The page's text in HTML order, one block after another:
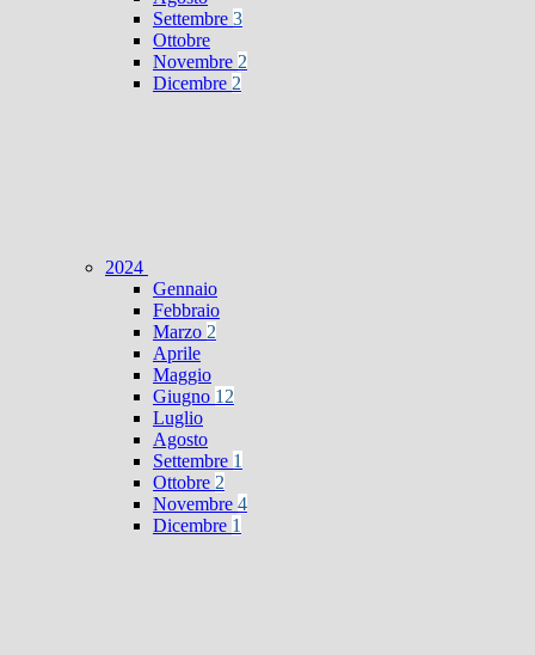
Settembre 3
Ottobre
Novembre 2
Dicembre 2
2024
Gennaio
Febbraio
Marzo 2
Aprile
Maggio
Giugno 12
Luglio
Agosto
Settembre 1
Ottobre 2
Novembre 4
Dicembre 1